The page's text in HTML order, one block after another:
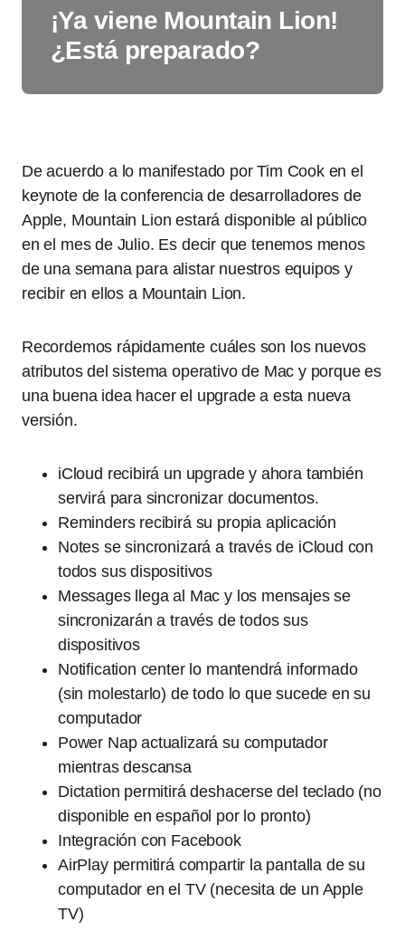
¡Ya viene Mountain Lion!
¿Está preparado?
De acuerdo a lo manifestado por Tim Cook en el
keynote de la conferencia de desarrolladores de
Apple, Mountain Lion estará disponible al público
en el mes de Julio. Es decir que tenemos menos
de una semana para alistar nuestros equipos y
recibir en ellos a Mountain Lion.
Recordemos rápidamente cuáles son los nuevos
atributos del sistema operativo de Mac y porque es
una buena idea hacer el upgrade a esta nueva
versión.
iCloud recibirá un upgrade y ahora también
servirá para sincronizar documentos.
Reminders recibirá su propia aplicación
Notes se sincronizará a través de iCloud con
todos sus dispositivos
Messages llega al Mac y los mensajes se
sincronizarán a través de todos sus
dispositivos
Notification center lo mantendrá informado
(sin molestarlo) de todo lo que sucede en su
computador
Power Nap actualizará su computador
mientras descansa
Dictation permitirá deshacerse del teclado (no
disponible en español por lo pronto)
Integración con Facebook
AirPlay permitirá compartir la pantalla de su
computador en el TV (necesita de un Apple
TV)